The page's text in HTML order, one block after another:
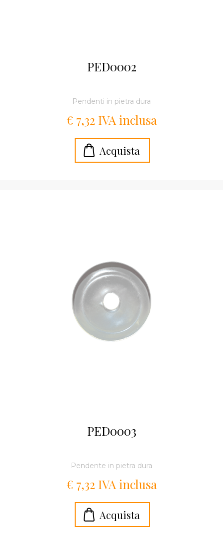
PED0002
Pendenti in pietra dura
€ 7,32 IVA inclusa
PED0003
Pendente in pietra dura
€ 7,32 IVA inclusa